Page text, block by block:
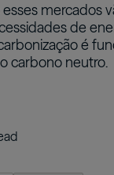
mercados
de
é
carbono neutro.